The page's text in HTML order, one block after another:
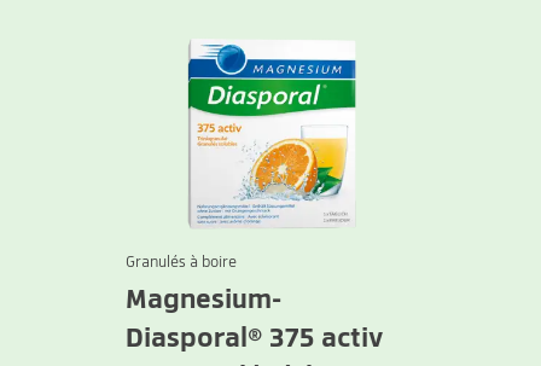
Granulés à boire
Magnesium-
Diasporal® 375 activ